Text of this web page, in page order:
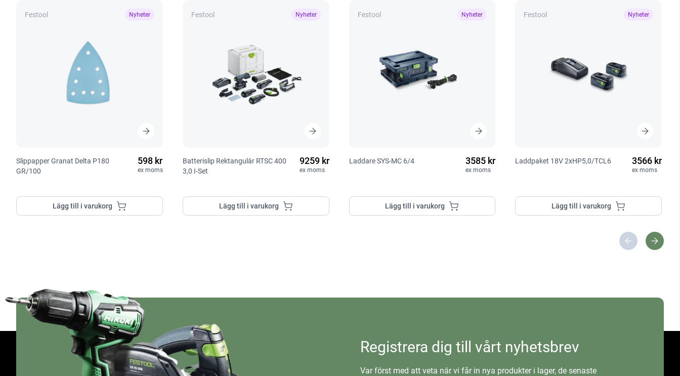
Festool Nyheter
Slippapper Granat Delta P180
GR/100
598 kr
ex moms
Lägg till i varukorg
Festool Nyheter
Batterislip Rektangulär RTSC 400
3,0 I-Set
9259 kr
ex moms
Lägg till i varukorg
Festool Nyheter
Laddare SYS-MC 6/4 3585 kr
ex moms
Lägg till i varukorg
Festool Nyheter
Laddpaket 18V 2xHP5,0/TCL6 3566 kr
ex moms
Lägg till i varukorg
Registrera dig till vårt nyhetsbrev
Var först med att veta när vi får in nya produkter i lager, de senaste